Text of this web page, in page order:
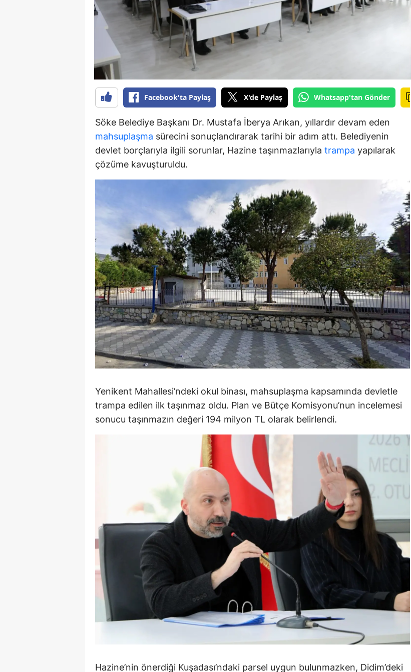
Samsun
Siirt
Sinop
Sivas
Tekirdağ
Tokat
Trabzon
Şanlıurfa
Uşak
Van
Yozgat
Zonguldak
Aksaray
Bayburt
Karaman
Kırıkkale
Batman
Şırnak
Bartın
Ardahan
Iğdır
Yalova
Karabük
Kilis
Osmaniye
Düzce
Facebook'ta Paylaş X'de Paylaş Whatsapp'tan Gönder
Söke Belediye Başkanı Dr. Mustafa İberya Arıkan, yıllardır devam eden
mahsuplaşma sürecini sonuçlandırarak tarihi bir adım attı. Belediyenin
devlet borçlarıyla ilgili sorunlar, Hazine taşınmazlarıyla trampa yapılarak
çözüme kavuşturuldu.
Yenikent Mahallesi’ndeki okul binası, mahsuplaşma kapsamında devletle
trampa edilen ilk taşınmaz oldu. Plan ve Bütçe Komisyonu’nun incelemesi
sonucu taşınmazın değeri 194 milyon TL olarak belirlendi.
Hazine’nin önerdiği Kuşadası’ndaki parsel uygun bulunmazken, Didim’deki